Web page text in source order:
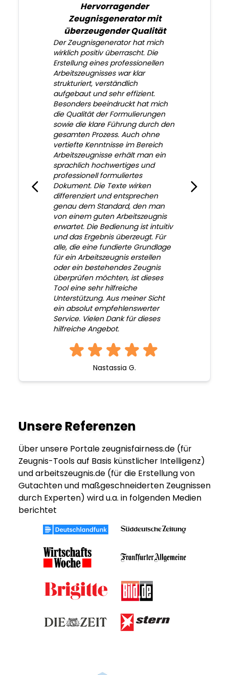
Hervorragender
Zeugnisgenerator mit
überzeugender Qualität
Der Zeugnisgenerator hat mich
wirklich positiv überrascht. Die
Erstellung eines professionellen
Arbeitszeugnisses war klar
strukturiert, verständlich
aufgebaut und sehr effizient.
Besonders beeindruckt hat mich
die Qualität der Formulierungen
sowie die klare Führung durch den
gesamten Prozess. Auch ohne
vertiefte Kenntnisse im Bereich
Arbeitszeugnisse erhält man ein
sprachlich hochwertiges und
professionell formuliertes
Dokument. Die Texte wirken
differenziert und entsprechen
genau dem Standard, den man
von einem guten Arbeitszeugnis
erwartet. Die Bedienung ist intuitiv
und das Ergebnis überzeugt. Für
alle, die eine fundierte Grundlage
für ein Arbeitszeugnis erstellen
oder ein bestehendes Zeugnis
überprüfen möchten, ist dieses
Tool eine sehr hilfreiche
Unterstützung. Aus meiner Sicht
ein absolut empfehlenswerter
Service. Vielen Dank für dieses
hilfreiche Angebot.
Nastassia G.
Unsere Referenzen
Über unsere Portale zeugnisfairness.de (für
Zeugnis-Tools auf Basis künstlicher Intelligenz)
und arbeitszeugnis.de (für die Erstellung von
Gutachten und maßgeschneiderten Zeugnissen
durch Experten) wird u.a. in folgenden Medien
berichtet